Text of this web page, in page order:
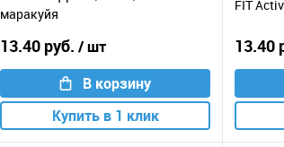
маракуйя
13.40 руб. / шт
В корзину
Купить в 1 клик
FIT
13.40